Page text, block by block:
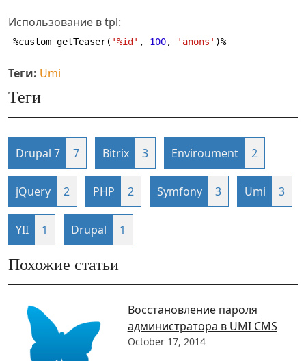
Использование в tpl:
%custom getTeaser( '%id' , 100, 'anons' )%
Теги: Umi
Теги
Drupal 7 7 Bitrix 3 Enviroument 2
jQuery 2 PHP 2 Symfony 3 Umi 3
YII 1 Drupal 1
Похожие статьи
Восстановление пароля
администратора в UMI CMS
October 17, 2014